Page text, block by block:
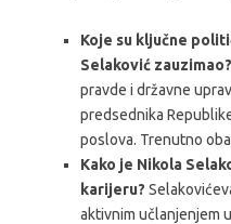
Koje su ključne
Selaković zauzimao?
pravde i državne
predsednika
poslova. Trenutno
Kako je Nikola
karijeru?
aktivnim učlanjenjem